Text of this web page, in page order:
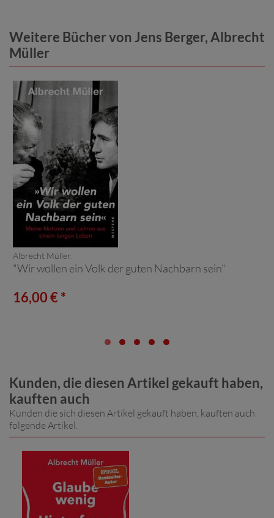
Weitere Bücher von Jens Berger, Albrecht
Müller
Albrecht Müller:
"Wir wollen ein Volk der guten Nachbarn sein"
16,00 € *
Kunden, die diesen Artikel gekauft haben,
kauften auch
Kunden die sich diesen Artikel gekauft haben, kauften auch
folgende Artikel.